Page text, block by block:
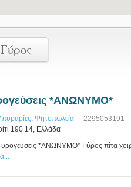
*ΑΝΩΝΥΜΟ*
, Ψητοπωλεία
2295053191
190 14, Ελλάδα
*ΑΝΩΝΥΜΟ* Γύρος πίτα